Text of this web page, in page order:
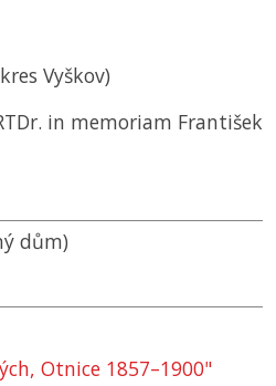
Vyškov)
in memoriam František
dům)
Otnice 1857–1900"